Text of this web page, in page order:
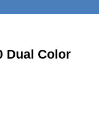
Dual Color